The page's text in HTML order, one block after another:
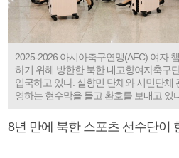
2025-2026 아시아축구연맹(AFC) 여자
하기 위해 방한한 북한 내고향여자축구
입국하고 있다. 실향민 단체와 시민단체
영하는 현수막을 들고 환호를 보내고 있
8년 만에 북한 스포츠 선수단이